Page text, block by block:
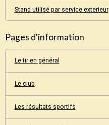
Stand utilisé par service exterieur
Pages d'information
Le tir en général
Le club
Les résultats sportifs